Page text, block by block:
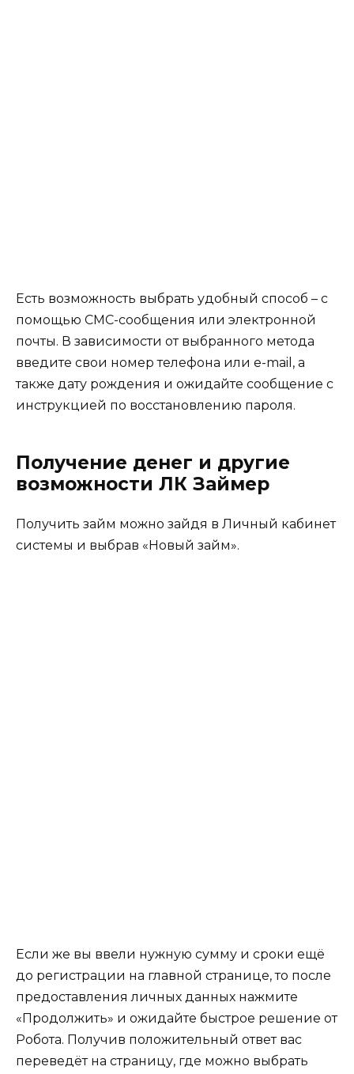
Есть возможность выбрать удобный способ – с
помощью СМС-сообщения или электронной
почты. В зависимости от выбранного метода
введите свои номер телефона или e-mail, а
также дату рождения и ожидайте сообщение с
инструкцией по восстановлению пароля.
Получение денег и другие
возможности ЛК Займер
Получить займ можно зайдя в Личный кабинет
системы и выбрав «Новый займ».
Если же вы ввели нужную сумму и сроки ещё
до регистрации на главной странице, то после
предоставления личных данных нажмите
«Продолжить» и ожидайте быстрое решение от
Робота. Получив положительный ответ вас
переведёт на страницу, где можно выбрать